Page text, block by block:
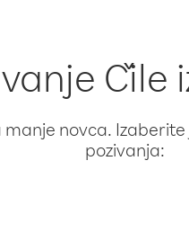
Čile
novca.
pozivanja: